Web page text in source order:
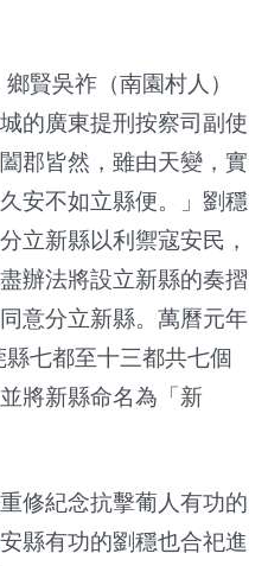
賢吳祚（南園村人）
的廣東提刑按察司副使
郡皆然，雖由天變，實
安不如立縣便。」劉穩
立新縣以利禦寇安民，
辦法將設立新縣的奏摺
意分立新縣。萬曆元年
縣七都至十三都共七個
將新縣命名為「新
修紀念抗擊葡人有功的
縣有功的劉穩也合祀進